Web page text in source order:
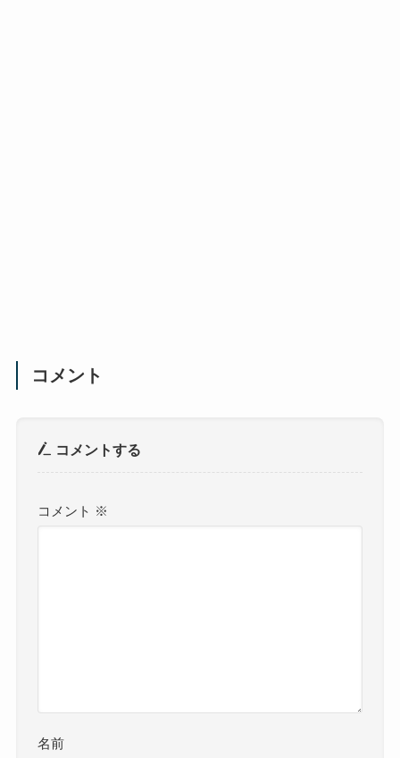
コメント
コメントする
コメント ※
名前